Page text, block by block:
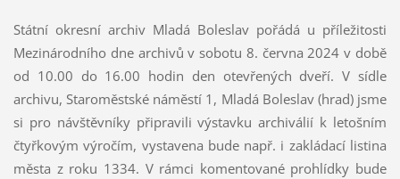
Státní okresní archiv Mladá Boleslav pořádá u příležitosti
Mezinárodního dne archivů v sobotu 8. června 2024 v době
od 10.00 do 16.00 hodin den otevřených dveří. V sídle
archivu, Staroměstské náměstí 1, Mladá Boleslav (hrad) jsme
si pro návštěvníky připravili výstavku archiválií k letošním
čtyřkovým výročím, vystavena bude např. i zakládací listina
města z roku 1334. V rámci komentované prohlídky bude